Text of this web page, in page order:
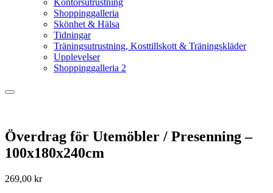
Kontorsutrustning
Shoppinggalleria
Skönhet & Hälsa
Tidningar
Träningsutrustning, Kosttillskott & Träningskläder
Upplevelser
Shoppinggalleria 2
Överdrag för Utemöbler / Presenning –
100x180x240cm
269,00 kr